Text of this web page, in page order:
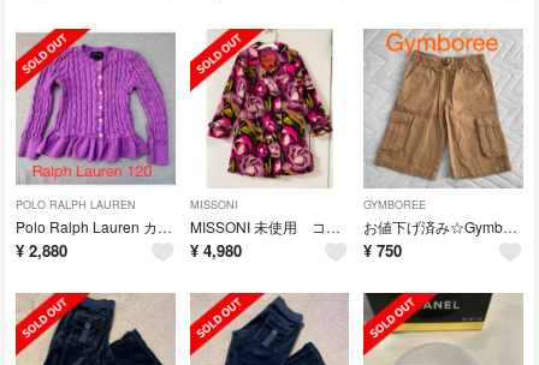
POLO RALPH LAUREN
Polo Ralph Lauren カーディガン120 パープル系
¥ 2,880
MISSONI
MISSONI 未使用 コート サイズ110〜115 ミッソーニ
¥ 4,980
GYMBOREE
お値下げ済み☆Gymboree☆ジンボリー ショートパンツ 日本サイズ140
¥ 750